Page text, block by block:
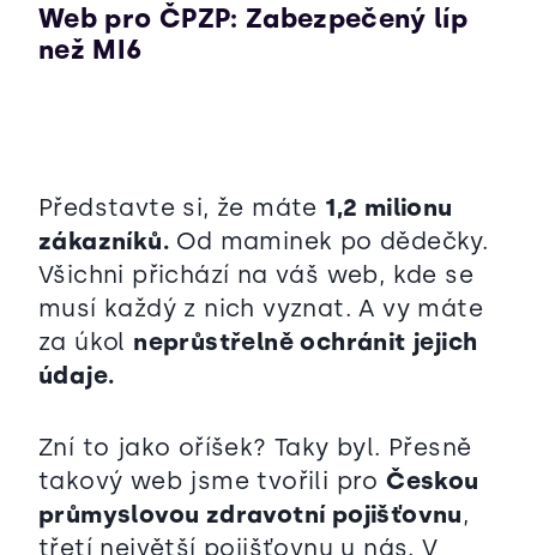
Web pro ČPZP: Zabezpečený líp
než MI6
Představte si, že máte 1,2 milionu
zákazníků. Od maminek po dědečky.
Všichni přichází na váš web, kde se
musí každý z nich vyznat. A vy máte
za úkol neprůstřelně ochránit jejich
údaje.
Zní to jako oříšek? Taky byl. Přesně
takový web jsme tvořili proČeskou
průmyslovou zdravotní pojišťovnu,
třetí největší pojišťovnu u nás. V